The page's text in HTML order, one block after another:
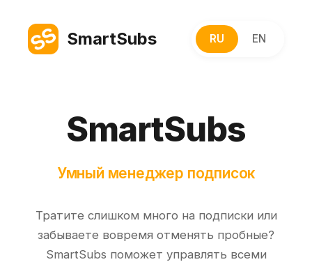
SmartSubs RU EN
SmartSubs
Умный менеджер подписок
Тратите слишком много на подписки или
забываете вовремя отменять пробные?
SmartSubs поможет управлять всеми